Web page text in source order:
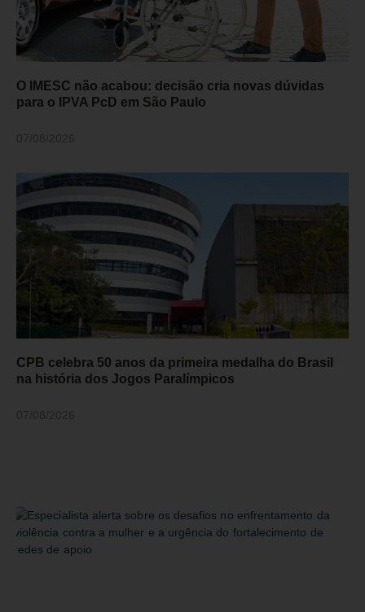
O IMESC não acabou: decisão cria novas dúvidas
para o IPVA PcD em São Paulo
CPB celebra 50 anos da primeira medalha do Brasil
na história dos Jogos Paralímpicos